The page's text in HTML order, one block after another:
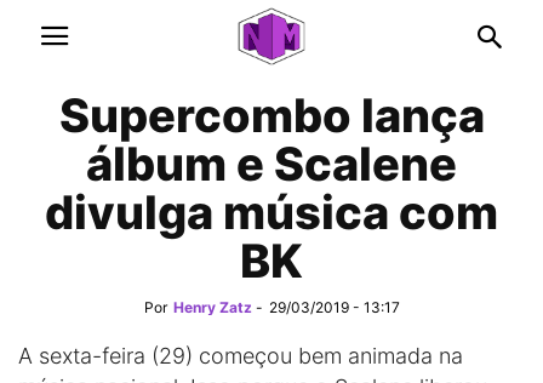
Supercombo lança
álbum e Scalene
divulga música com
BK
Por Henry Zatz - 29/03/2019 - 13:17
A sexta-feira (29) começou bem animada na